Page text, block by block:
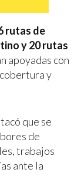
rutas de
y 20 rutas
apoyadas con
y
que se
de
trabajos
ante la